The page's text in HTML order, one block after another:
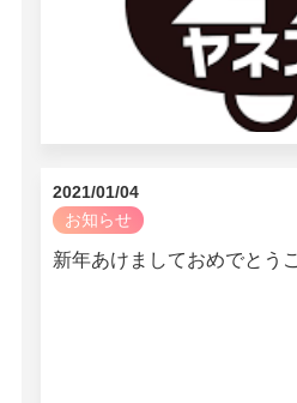
2021/01/04
お知らせ
新年あけましておめでとう